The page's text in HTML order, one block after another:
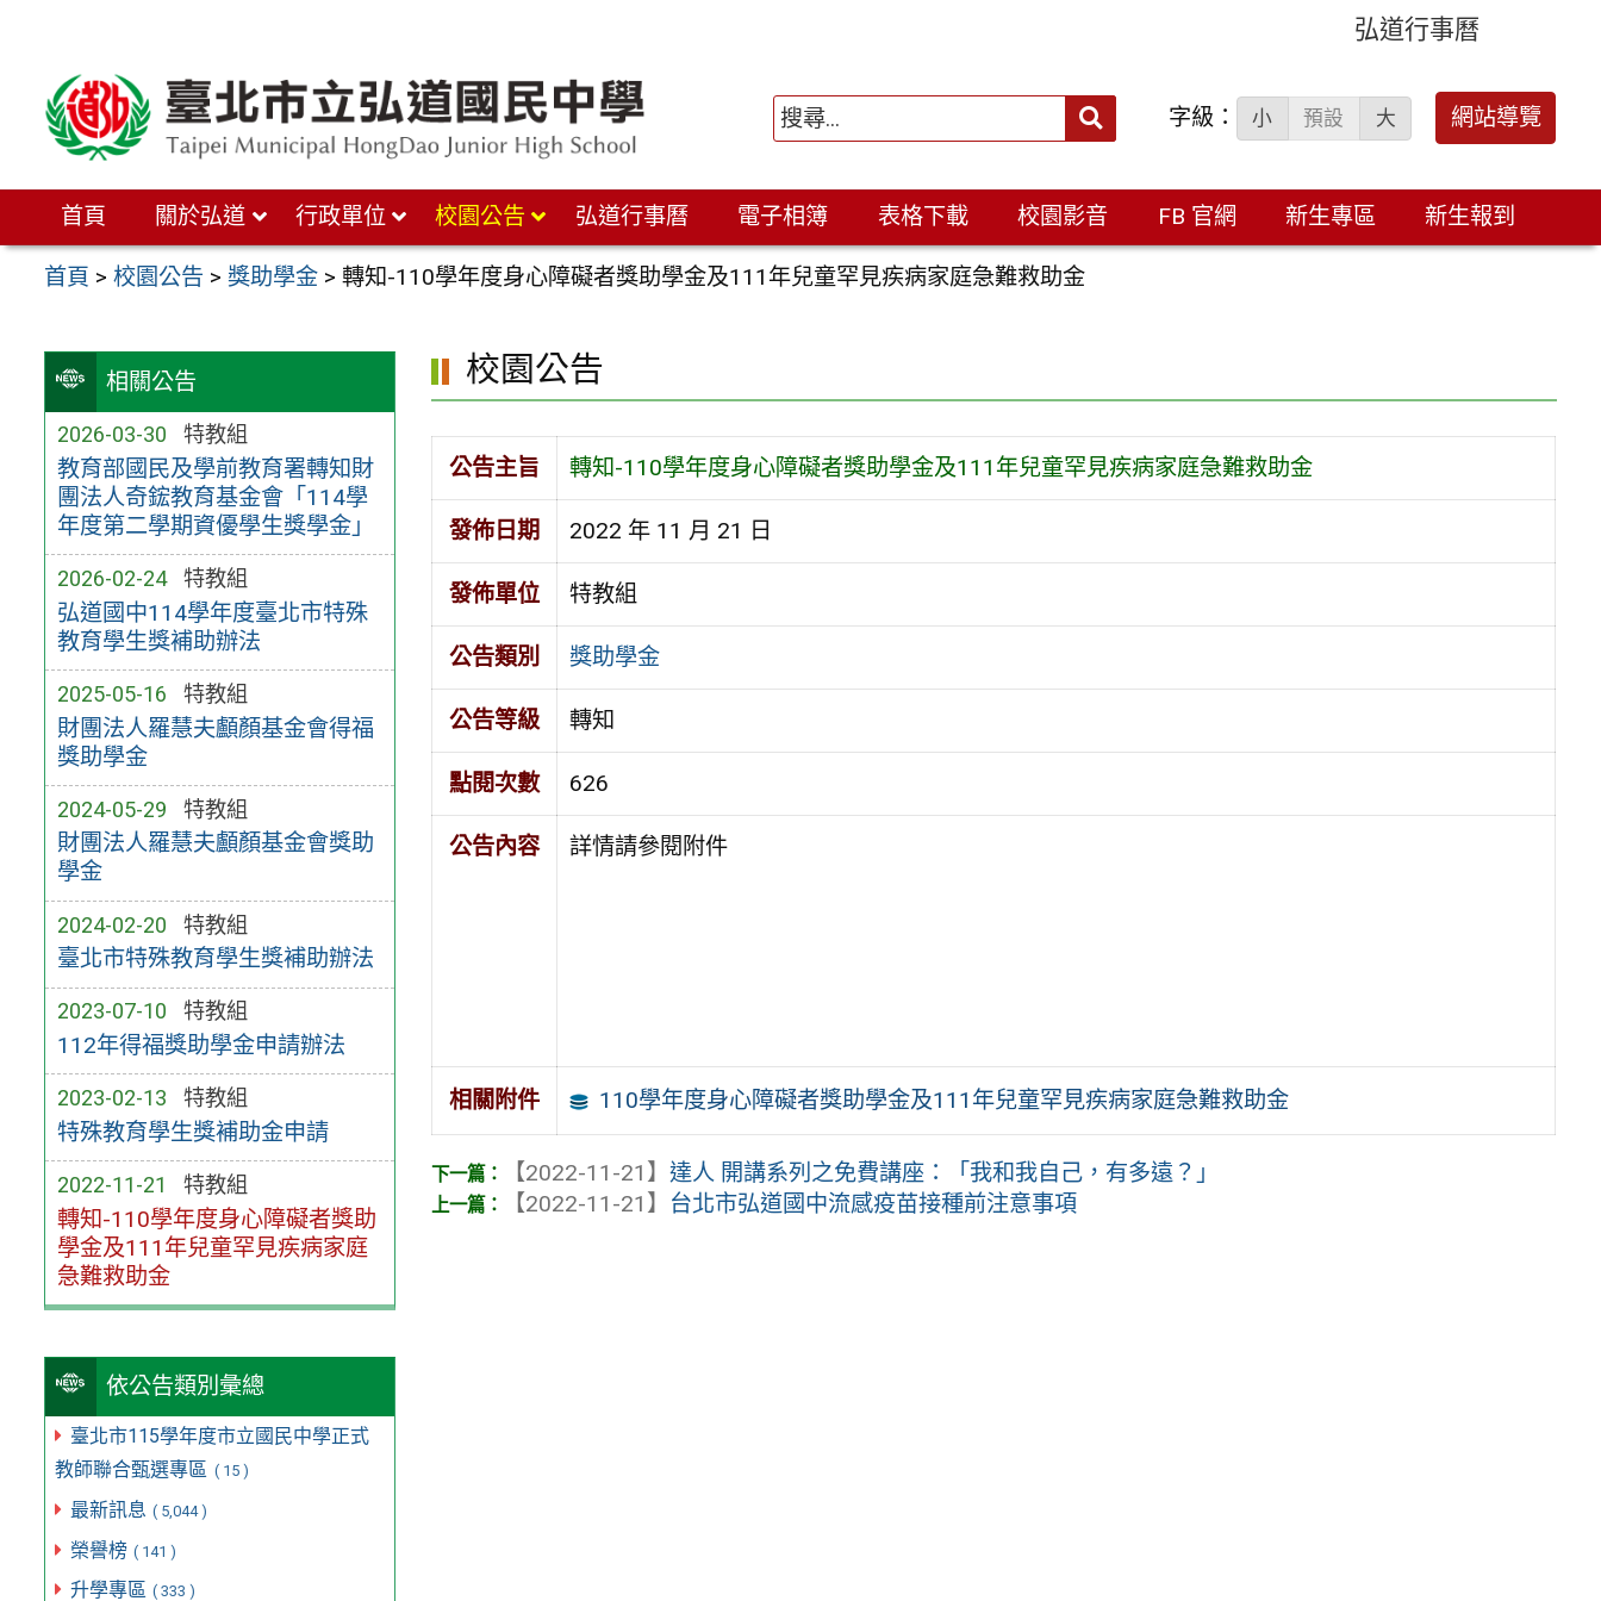
弘道行事曆
搜
字級： 小 預設 大 網站導覽
首頁 關於弘道 行政單位 校園公告 弘道行事曆 電子相簿 表格下載 校園影音 FB 官網 新生專區 新生報到
首頁 >校園公告 >獎助學金 >轉知-110學年度身心障礙者獎助學金及111年兒童罕見疾病家庭急難救助金
相關公告
2026-03-30 特教組
教育部國民及學前教育署轉知財
團法人奇鋐教育基金會「114學
年度第二學期資優學生獎學金」
2026-02-24 特教組
弘道國中114學年度臺北市特殊
教育學生獎補助辦法
2025-05-16 特教組
財團法人羅慧夫顱顏基金會得福
獎助學金
2024-05-29 特教組
財團法人羅慧夫顱顏基金會獎助
學金
2024-02-20 特教組
臺北市特殊教育學生獎補助辦法
2023-07-10 特教組
112年得福獎助學金申請辦法
2023-02-13 特教組
特殊教育學生獎補助金申請
2022-11-21 特教組
轉知-110學年度身心障礙者獎助
學金及111年兒童罕見疾病家庭
急難救助金
依公告類別彙總
臺北市115學年度市立國民中學正式
教師聯合甄選專區 ( 15 )
最新訊息 ( 5,044 )
榮譽榜 ( 141 )
升學專區 ( 333 )
校園公告
公告主旨 轉知-110學年度身心障礙者獎助學金及111年兒童罕見疾病家庭急難救助金
發佈日期 2022 年 11 月 21 日
發佈單位 特教組
公告類別 獎助學金
公告等級 轉知
點閱次數 626
公告內容 詳情請參閱附件
相關附件 110學年度身心障礙者獎助學金及111年兒童罕見疾病家庭急難救助金
【2022-11-21】達人 開講系列之免費講座：「我和我自己，有多遠？」
【2022-11-21】 台北市弘道國中流感疫苗接種前注意事項